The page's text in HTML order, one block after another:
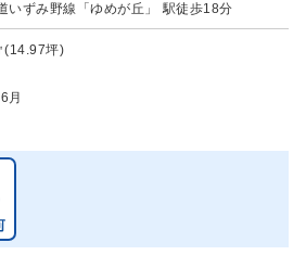
いずみ野線「ゆめが丘」 駅徒歩18分
(14.97坪)
月